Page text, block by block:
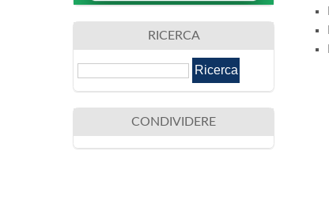
RICERCA
CONDIVIDERE